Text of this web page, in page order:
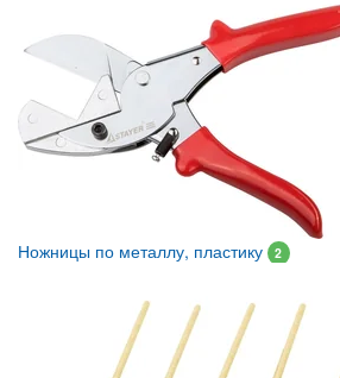
Ножницы по металлу, пластику 2